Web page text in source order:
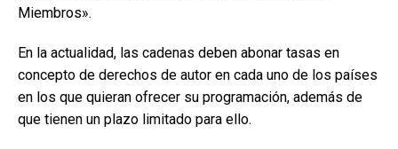
Miembros».
En la actualidad, las cadenas deben abonar tasas en
concepto de derechos de autor en cada uno de los países
en los que quieran ofrecer su programación, además de
que tienen un plazo limitado para ello.